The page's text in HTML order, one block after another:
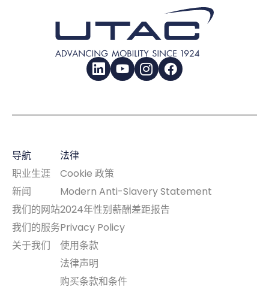
LinkedInYouTubeInstagramFacebook
导航
职业生涯
新闻
我们的网站
我们的服务
关于我们
法律
Cookie 政策
Modern Anti-Slavery Statement
2024年性别薪酬差距报告
Privacy Policy
使用条款
法律声明
购买条款和条件